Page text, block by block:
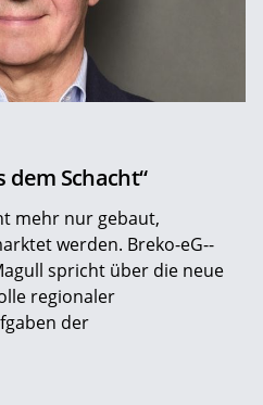
dem Schacht“
mehr nur gebaut,
werden. Breko-eG-­
spricht über die neue
regionaler
der